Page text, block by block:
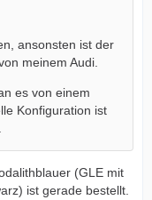
ansonsten ist der
meinem Audi.
es von einem
Konfiguration ist
(GLE mit
ist gerade bestellt.